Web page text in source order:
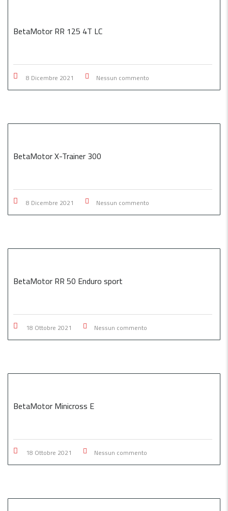
BetaMotor RR 125 4T LC
8 Dicembre 2021 Nessun commento
BetaMotor X-Trainer 300
8 Dicembre 2021 Nessun commento
BetaMotor RR 50 Enduro sport
18 Ottobre 2021 Nessun commento
BetaMotor Minicross E
18 Ottobre 2021 Nessun commento